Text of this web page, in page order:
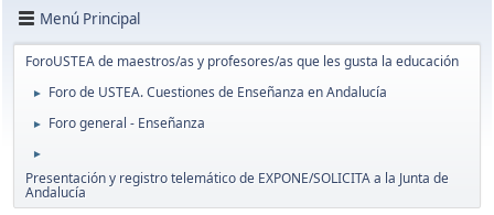
Menú Principal
ForoUSTEA de maestros/as y profesores/as que les gusta la educación
► Foro de USTEA. Cuestiones de Enseñanza en Andalucía
► Foro general - Enseñanza
►
Presentación y registro telemático de EXPONE/SOLICITA a la Junta de
Andalucía